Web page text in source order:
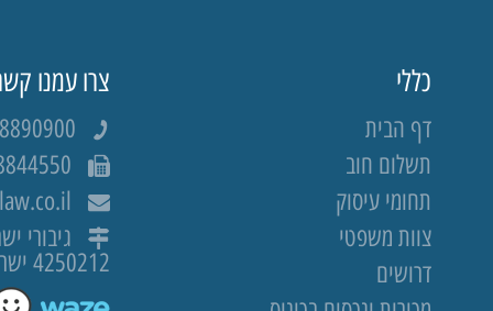
כללי
דף הבית
תשלום חוב
תחומי עיסוק
צוות משפטי
דרושים
צרו עמנו
4250212 ישראל